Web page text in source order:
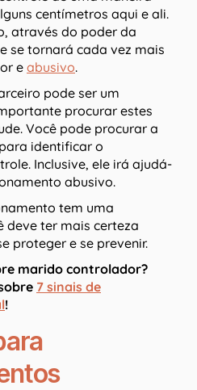
centímetros aqui e ali.
através do poder da
se tornará cada vez mais
eabusivo.
pode ser um
procurar estes
Você pode procurar a
para identificar o
Inclusive, ele irá ajudá-
abusivo.
tem uma
deve ter mais certeza
proteger e se prevenir.
marido controlador?
7 sinais de
!